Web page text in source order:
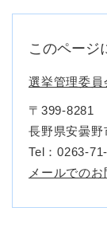
このページ
選挙管理委員
〒399-8281
長野県安曇
Tel：0263-
メールでの